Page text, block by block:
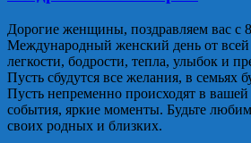
Дорогие женщины, поздравляем вас с
Международный женский день от
легкости, бодрости, тепла, улыбок и
Пусть сбудутся все желания, в семьях
Пусть непременно происходят в
события, яркие моменты. Будьте
своих родных и близких.